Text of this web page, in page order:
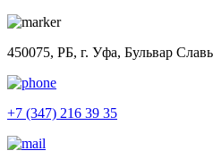
450075, РБ, г. Уфа, Бульвар
+7 (347) 216 39 35